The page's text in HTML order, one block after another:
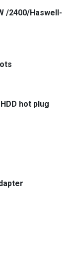
/2400/Haswell-
hot plug